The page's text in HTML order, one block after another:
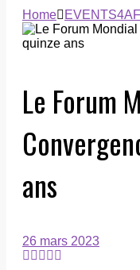
Home
Le Forum
ans
26 mars 2023